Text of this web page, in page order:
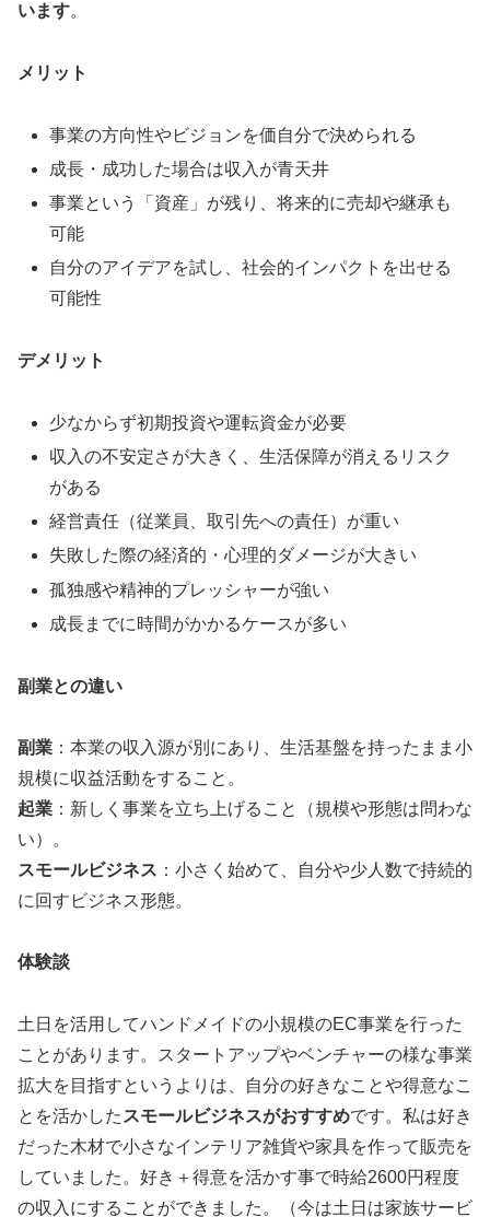
います。
メリット
事業の方向性やビジョンを価自分で決められる
成長・成功した場合は収入が青天井
事業という「資産」が残り、将来的に売却や継承も
可能
自分のアイデアを試し、社会的インパクトを出せる
可能性
デメリット
少なからず初期投資や運転資金が必要
収入の不安定さが大きく、生活保障が消えるリスク
がある
経営責任（従業員、取引先への責任）が重い
失敗した際の経済的・心理的ダメージが大きい
孤独感や精神的プレッシャーが強い
成長までに時間がかかるケースが多い
副業との違い
副業 ：本業の収入源が別にあり、生活基盤を持ったまま小
規模に収益活動をすること。
起業 ：新しく事業を立ち上げること（規模や形態は問わな
い）。
スモールビジネス ：小さく始めて、自分や少人数で持続的
に回すビジネス形態。
体験談
土日を活用してハンドメイドの小規模のEC事業を行った
ことがあります。スタートアップやベンチャーの様な事業
拡大を目指すというよりは、自分の好きなことや得意なこ
とを活かした スモールビジネスがおすすめです。私は好き
だった木材で小さなインテリア雑貨や家具を作って販売を
していました。好き＋得意を活かす事で時給2600円程度
の収入にすることができました。（今は土日は家族サービ